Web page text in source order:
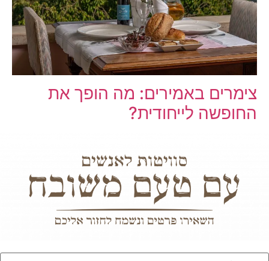
צימרים באמירים: מה הופך את
החופשה לייחודית?